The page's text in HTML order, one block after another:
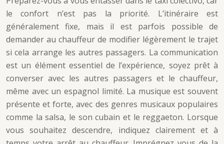
le confort n’est pas la priorité. L’itinéraire est
généralement fixe, mais il est parfois possible de
demander au chauffeur de modifier légèrement le trajet
si cela arrange les autres passagers. La communication
est un élément essentiel de l’expérience, soyez prêt à
converser avec les autres passagers et le chauffeur,
même avec un espagnol limité. La musique est souvent
présente et forte, avec des genres musicaux populaires
comme la salsa, le son cubain et le reggaeton. Lorsque
vous souhaitez descendre, indiquez clairement et à